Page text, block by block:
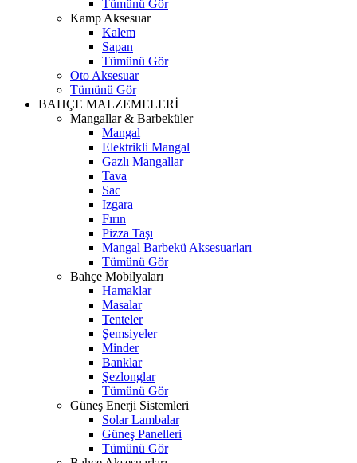
Tümünü Gör
Kamp Aksesuar
Kalem
Sapan
Tümünü Gör
Oto Aksesuar
Tümünü Gör
BAHÇE MALZEMELERİ
Mangallar & Barbeküler
Mangal
Elektrikli Mangal
Gazlı Mangallar
Tava
Sac
Izgara
Fırın
Pizza Taşı
Mangal Barbekü Aksesuarları
Tümünü Gör
Bahçe Mobilyaları
Hamaklar
Masalar
Tenteler
Şemsiyeler
Minder
Banklar
Şezlonglar
Tümünü Gör
Güneş Enerji Sistemleri
Solar Lambalar
Güneş Panelleri
Tümünü Gör